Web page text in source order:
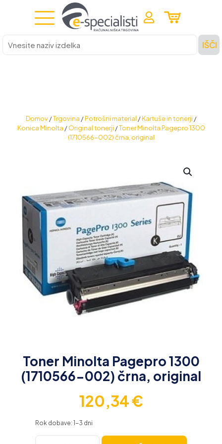
Vnesite
naziv
izdelka
IŠČI
Domov /Trgovina /Potrošni material /Kartuše in tonerji /
Konica Minolta / Original tonerji /Toner Minolta Pagepro 1300
(1710566-002) črna, original
Toner Minolta Pagepro 1300
(1710566-002) črna, original
120,34€
Rok dobave: 1-3 dni
Toner